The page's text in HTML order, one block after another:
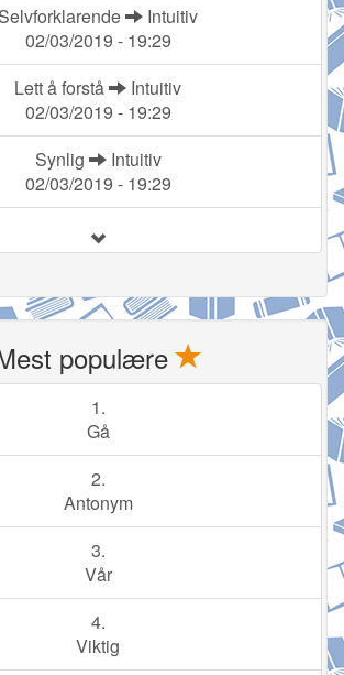
Selvforklarende
Intuitiv
02/03/2019 - 19:29
Lett å forstå
Intuitiv
02/03/2019 - 19:29
Synlig
Intuitiv
02/03/2019 - 19:29
populære
1.
Gå
2.
Antonym
3.
Vår
4.
Viktig